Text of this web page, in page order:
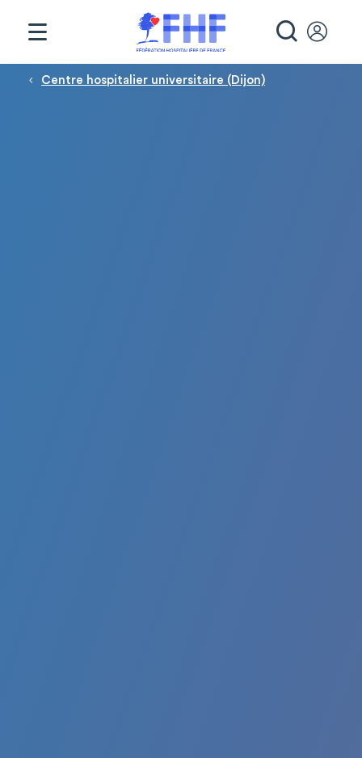
Fil d'Ariane
Centre hospitalier universitaire (Dijon)
Panneau de gestion des cookies